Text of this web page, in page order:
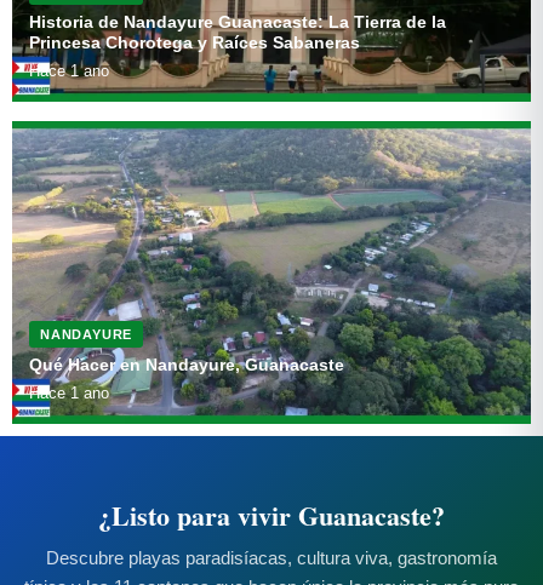
Historia de Nandayure Guanacaste: La Tierra de la
Princesa Chorotega y Raíces Sabaneras
Hace 1 ano
NANDAYURE
Qué Hacer en Nandayure, Guanacaste
Hace 1 ano
¿Listo para vivir Guanacaste?
Descubre playas paradisíacas, cultura viva, gastronomía